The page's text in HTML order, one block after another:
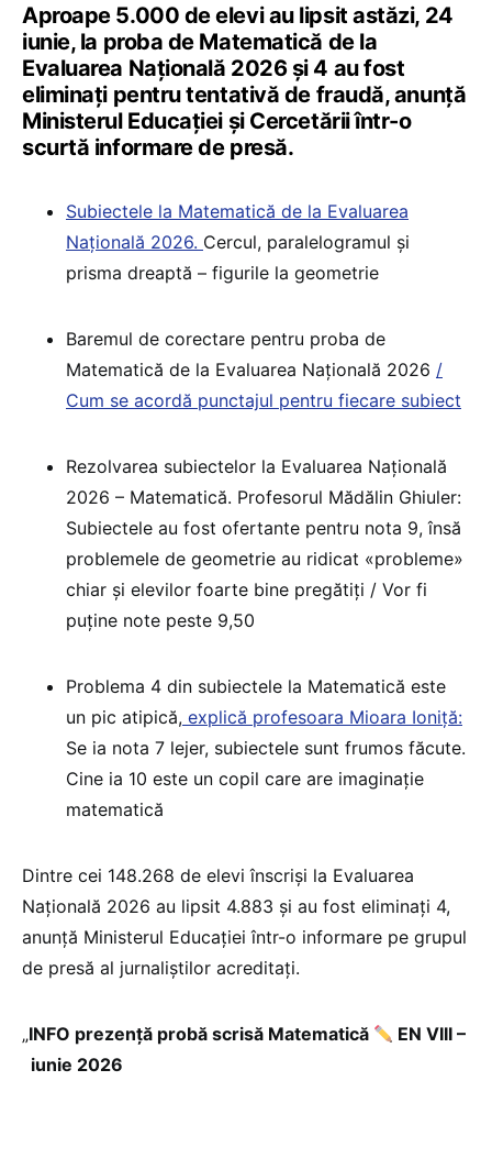
Aproape 5.000 de elevi au lipsit astăzi, 24
iunie, la proba de Matematică de la
Evaluarea Națională 2026 și 4 au fost
eliminați pentru tentativă de fraudă, anunță
Ministerul Educației și Cercetării într-o
scurtă informare de presă.
Subiectele la Matematică de la Evaluarea
Națională 2026. Cercul, paralelogramul și
prisma dreaptă – figurile la geometrie
Baremul de corectare pentru proba de
Matematică de la Evaluarea Națională 2026 /
Cum se acordă punctajul pentru fiecare subiect
Rezolvarea subiectelor la Evaluarea Națională
2026 – Matematică. Profesorul Mădălin Ghiuler:
Subiectele au fost ofertante pentru nota 9, însă
problemele de geometrie au ridicat «probleme»
chiar și elevilor foarte bine pregătiți / Vor fi
puține note peste 9,50
Problema 4 din subiectele la Matematică este
un pic atipică, explică profesoara Mioara Ioniță:
Se ia nota 7 lejer, subiectele sunt frumos făcute.
Cine ia 10 este un copil care are imaginație
matematică
Dintre cei 148.268 de elevi înscriși la Evaluarea
Națională 2026 au lipsit 4.883 și au fost eliminați 4,
anunță Ministerul Educației într-o informare pe grupul
de presă al jurnaliștilor acreditați.
„INFO prezență probă scrisă Matematică
EN VIII –
iunie 2026